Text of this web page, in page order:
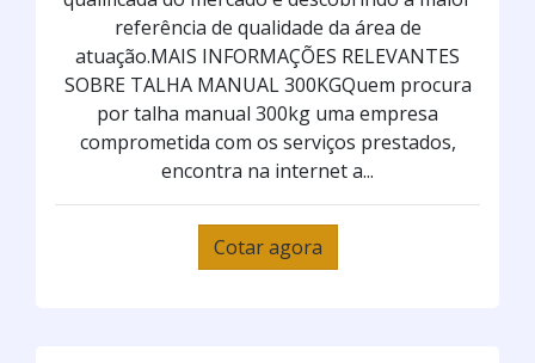
referência de qualidade da área de
atuação.MAIS INFORMAÇÕES RELEVANTES
SOBRE TALHA MANUAL 300KGQuem procura
por talha manual 300kg uma empresa
comprometida com os serviços prestados,
encontra na internet a...
Cotar agora